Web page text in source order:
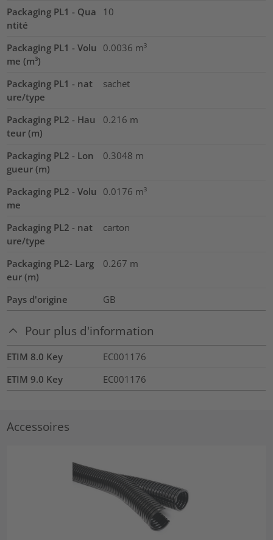
Packaging PL1 - Qua
ntité
10
Packaging PL1 - Volu
me (m³)
0.0036 m³
Packaging PL1 - nat
ure/type
sachet
Packaging PL2 - Hau
teur (m)
0.216 m
Packaging PL2 - Lon
gueur (m)
0.3048 m
Packaging PL2 - Volu
me
0.0176 m³
Packaging PL2 - nat
ure/type
carton
Packaging PL2- Larg
eur (m)
0.267 m
Pays d'origine GB
Pour plus d'information
ETIM 8.0 Key
EC001176
ETIM 9.0 Key
EC001176
Accessoires